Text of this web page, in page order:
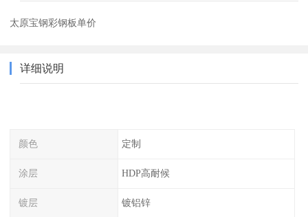
太原宝钢彩钢板单价
详细说明
颜色 定制
涂层 HDP高耐候
镀层 镀铝锌